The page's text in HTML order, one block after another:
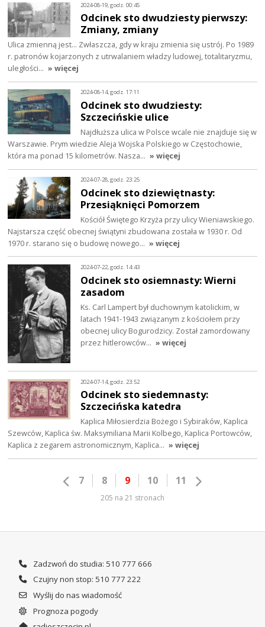
2024-08-19, godz. 00:45
Odcinek sto dwudziesty pierwszy:
Zmiany, zmiany
Ulica zmienną jest… Zwłaszcza, gdy w kraju zmienia się ustrój. Po 1989
r. patronów kojarzonych z utrwalaniem władzy ludowej, totalitaryzmu,
uległości… » więcej
2024-08-14, godz. 17:11
Odcinek sto dwudziesty:
Szczecińskie ulice
Najdłuższa ulica w Polsce wcale nie znajduje się w
Warszawie. Prym wiedzie Aleja Wojska Polskiego w Częstochowie,
która ma ponad 15 kilometrów. Nasza… » więcej
2024-07-28, godz. 23:25
Odcinek sto dziewiętnasty:
Przesiąknięci Pomorzem
Kościół Świętego Krzyża przy ulicy Wieniawskiego.
Najstarsza część obecnej świątyni zbudowana została w 1930 r. Od
1970 r. starano się o budowę nowego… » więcej
2024-07-22, godz. 14:43
Odcinek sto osiemnasty: Wierni
zasadom
Ks. Carl Lampert był duchownym katolickim, w
latach 1941-1943 związanym z kościołem przy
obecnej ulicy Bogurodzicy. Został zamordowany
przez hitlerowców… » więcej
2024-07-14, godz. 23:52
Odcinek sto siedemnasty:
Szczecińska katedra
Kaplica Miłosierdzia Bożego i Sybiraków, Kaplica
Szewców, Kaplica św. Maksymiliana Marii Kolbego, Kaplica Portowców,
Kaplica z zegarem astronomicznym, Kaplica… » więcej
7 8 9 10 11
205 na 21 stronach
Zadzwoń do studia: 510 777 666
Czujny non stop: 510 777 222
Wyślij do nas wiadomość
Prognoza pogody